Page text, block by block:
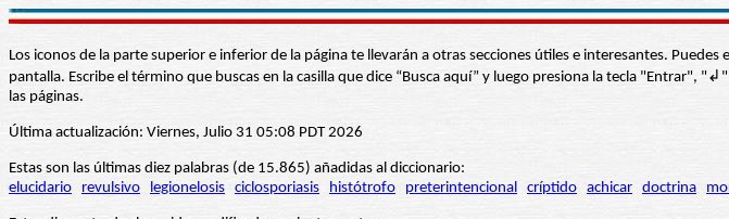
Los iconos de la parte superior e inferior de la página te llevarán a otras secciones útiles e interesantes.
pantalla. Escribe el término que buscas en la casilla que dice “Busca aquí” y luego presiona la tecla
las páginas.
Última actualización: Viernes, Julio 31 05:08 PDT 2026
Estas son las últimas diez palabras (de 15.865) añadidas al diccionario:
elucidario
revulsivo legionelosis ciclosporiasis histótrofo preterintencional críptido achicar doctrina